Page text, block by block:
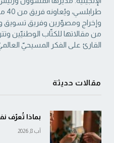
القارئ على الفكر المسيحيّ
مقالات حديثة
بماذا تُعرّف
آب 8, 2026